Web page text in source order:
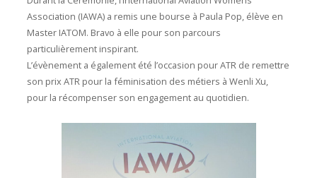
Association (IAWA) a remis une bourse à Paula Pop, élève en
Master IATOM. Bravo à elle pour son parcours
particulièrement inspirant.
L’évènement a également été l’occasion pour ATR de remettre
son prix ATR pour la féminisation des métiers àWenli Xu,
pour la récompenser son engagement au quotidien.